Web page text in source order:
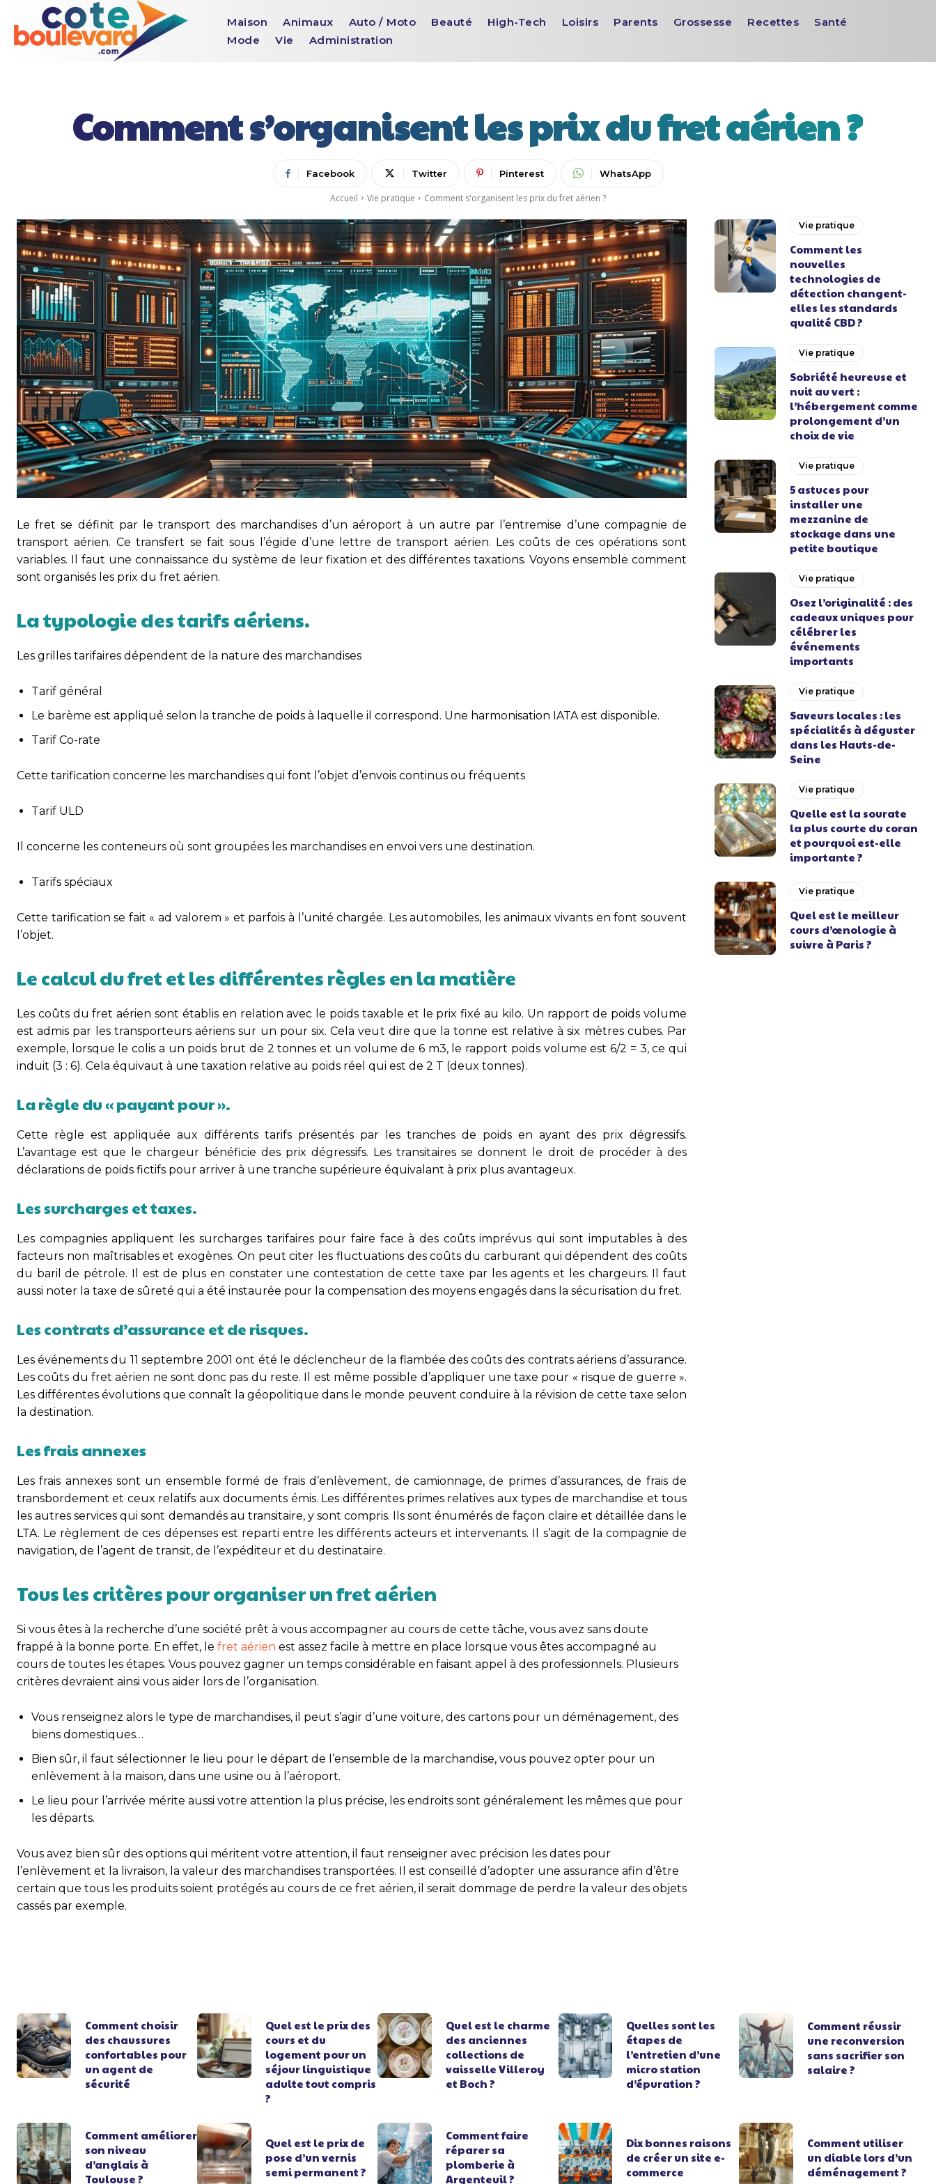
Maison Animaux Auto / Moto Beauté High-Tech Loisirs Parents Grossesse Recettes
Santé
Mode
Vie Administration
Comment s’organisent les prix du fret aérien ?
Facebook Twitter Pinterest WhatsApp
Accueil Vie pratique Comment s'organisent les prix du fret aérien ?
Le fret se définit par le transport des marchandises d’un aéroport à un autre par l’entremise d’une compagnie de
transport aérien. Ce transfert se fait sous l’égide d’une lettre de transport aérien. Les coûts de ces opérations sont
variables. Il faut une connaissance du système de leur fixation et des différentes taxations. Voyons ensemble comment
sont organisés les prix du fret aérien.
La typologie des tarifs aériens.
Les grilles tarifaires dépendent de la nature des marchandises
Tarif général
Le barème est appliqué selon la tranche de poids à laquelle il correspond. Une harmonisation IATA est disponible.
Tarif Co-rate
Cette tarification concerne les marchandises qui font l’objet d’envois continus ou fréquents
Tarif ULD
Il concerne les conteneurs où sont groupées les marchandises en envoi vers une destination.
Tarifs spéciaux
Cette tarification se fait « ad valorem » et parfois à l’unité chargée. Les automobiles, les animaux vivants en font souvent
l’objet.
Le calcul du fret et les différentes règles en la matière
Les coûts du fret aérien sont établis en relation avec le poids taxable et le prix fixé au kilo. Un rapport de poids volume
est admis par les transporteurs aériens sur un pour six. Cela veut dire que la tonne est relative à six mètres cubes. Par
exemple, lorsque le colis a un poids brut de 2 tonnes et un volume de 6 m3, le rapport poids volume est 6/2 = 3, ce qui
induit (3 : 6). Cela équivaut à une taxation relative au poids réel qui est de 2 T (deux tonnes).
La règle du « payant pour ».
Cette règle est appliquée aux différents tarifs présentés par les tranches de poids en ayant des prix dégressifs.
L’avantage est que le chargeur bénéficie des prix dégressifs. Les transitaires se donnent le droit de procéder à des
déclarations de poids fictifs pour arriver à une tranche supérieure équivalant à prix plus avantageux.
Les surcharges et taxes.
Les compagnies appliquent les surcharges tarifaires pour faire face à des coûts imprévus qui sont imputables à des
facteurs non maîtrisables et exogènes. On peut citer les fluctuations des coûts du carburant qui dépendent des coûts
du baril de pétrole. Il est de plus en constater une contestation de cette taxe par les agents et les chargeurs. Il faut
aussi noter la taxe de sûreté qui a été instaurée pour la compensation des moyens engagés dans la sécurisation du fret.
Les contrats d’assurance et de risques.
Les événements du 11 septembre 2001 ont été le déclencheur de la flambée des coûts des contrats aériens d’assurance.
Les coûts du fret aérien ne sont donc pas du reste. Il est même possible d’appliquer une taxe pour « risque de guerre ».
Les différentes évolutions que connaît la géopolitique dans le monde peuvent conduire à la révision de cette taxe selon
la destination.
Les frais annexes
Les frais annexes sont un ensemble formé de frais d’enlèvement, de camionnage, de primes d’assurances, de frais de
transbordement et ceux relatifs aux documents émis. Les différentes primes relatives aux types de marchandise et tous
les autres services qui sont demandés au transitaire, y sont compris. Ils sont énumérés de façon claire et détaillée dans le
LTA. Le règlement de ces dépenses est reparti entre les différents acteurs et intervenants. Il s’agit de la compagnie de
navigation, de l’agent de transit, de l’expéditeur et du destinataire.
Tous les critères pour organiser un fret aérien
Si vous êtes à la recherche d’une société prêt à vous accompagner au cours de cette tâche, vous avez sans doute
frappé à la bonne porte. En effet, le fret aérien est assez facile à mettre en place lorsque vous êtes accompagné au
cours de toutes les étapes. Vous pouvez gagner un temps considérable en faisant appel à des professionnels. Plusieurs
critères devraient ainsi vous aider lors de l’organisation.
Vous renseignez alors le type de marchandises, il peut s’agir d’une voiture, des cartons pour un déménagement, des
biens domestiques…
Bien sûr, il faut sélectionner le lieu pour le départ de l’ensemble de la marchandise, vous pouvez opter pour un
enlèvement à la maison, dans une usine ou à l’aéroport.
Le lieu pour l’arrivée mérite aussi votre attention la plus précise, les endroits sont généralement les mêmes que pour
les départs.
Vous avez bien sûr des options qui méritent votre attention, il faut renseigner avec précision les dates pour
l’enlèvement et la livraison, la valeur des marchandises transportées. Il est conseillé d’adopter une assurance afin d’être
certain que tous les produits soient protégés au cours de ce fret aérien, il serait dommage de perdre la valeur des objets
cassés par exemple.
Vie pratique
Comment les
nouvelles
technologies de
détection changent-
elles les standards
qualité CBD ?
Vie pratique
Sobriété heureuse et
nuit au vert :
l’hébergement comme
prolongement d’un
choix de vie
Vie pratique
5 astuces pour
installer une
mezzanine de
stockage dans une
petite boutique
Vie pratique
Osez l’originalité : des
cadeaux uniques pour
célébrer les
événements
importants
Vie pratique
Saveurs locales : les
spécialités à déguster
dans les Hauts-de-
Seine
Vie pratique
Quelle est la sourate
la plus courte du coran
et pourquoi est-elle
importante ?
Vie pratique
Quel est le meilleur
cours d’œnologie à
suivre à Paris ?
Comment choisir
des chaussures
confortables pour
un agent de
sécurité
Quel est le prix des
cours et du
logement pour un
séjour linguistique
adulte tout compris
?
Quel est le charme
des anciennes
collections de
vaisselle Villeroy
et Boch ?
Quelles sont les
étapes de
l’entretien d’une
micro station
d’épuration ?
Comment réussir
une reconversion
sans sacrifier son
salaire ?
Comment améliorer
son niveau
d’anglais à
Toulouse ?
Quel est le prix de
pose d’un vernis
semi permanent ?
Comment faire
réparer sa
plomberie à
Argenteuil ?
Dix bonnes raisons
de créer un site e-
commerce
Comment utiliser
un diable lors d’un
déménagement ?